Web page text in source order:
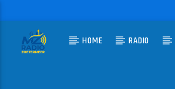
HOME RADIO